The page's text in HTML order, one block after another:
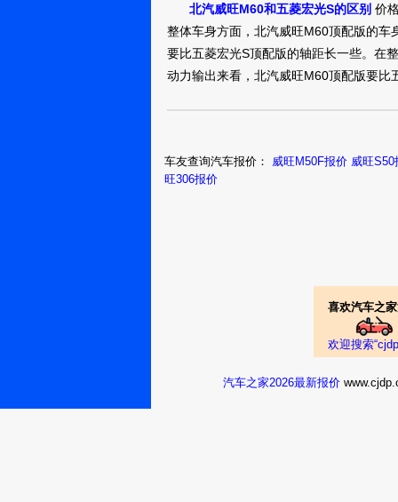
北汽威旺M60和五菱宏光S的区别 价
整体车身方面，北汽威旺M60顶配版的
要比五菱宏光S顶配版的轴距长一些。在
动力输出来看，北汽威旺M60顶配版要比
车友查询汽车报价： 威旺M50F报价 威旺S50
旺306报价
喜欢汽车之
欢迎搜索
汽车之家2026最新报价